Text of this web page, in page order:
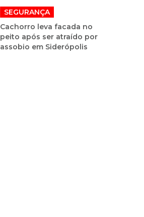
SEGURANÇA
Cachorro leva facada no
peito após ser atraído por
assobio em Siderópolis